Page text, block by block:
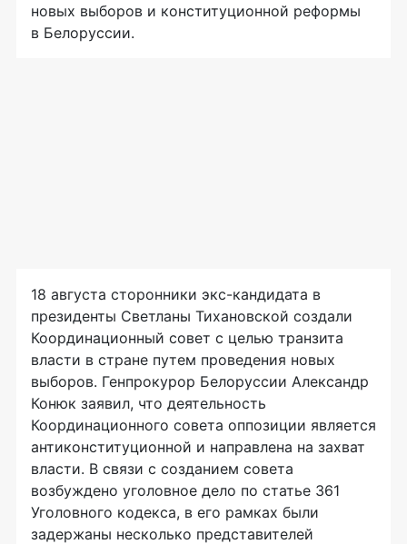
новых выборов и конституционной реформы
в Белоруссии.
18 августа сторонники экс-кандидата в
президенты Светланы Тихановской создали
Координационный совет с целью транзита
власти в стране путем проведения новых
выборов. Генпрокурор Белоруссии Александр
Конюк заявил, что деятельность
Координационного совета оппозиции является
антиконституционной и направлена на захват
власти. В связи с созданием совета
возбуждено уголовное дело по статье 361
Уголовного кодекса, в его рамках были
задержаны несколько представителей